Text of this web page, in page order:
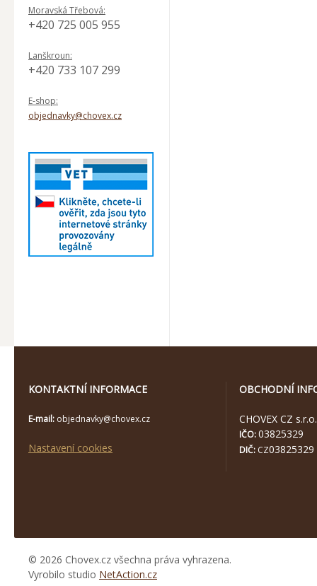
Moravská Třebová:
+420 725 005 955
Lanškroun:
+420 733 107 299
E-shop:
objednavky@chovex.cz
KONTAKTNÍ INFORMACE
E-mail: objednavky@chovex.cz
Nastavení cookies
OBCHODNÍ
CHOVEX CZ s.r.o.
IČO:03825329
DIČ: CZ03825329
© 2026 Chovex.cz všechna práva vyhrazena.
Vyrobilo studio NetAction.cz